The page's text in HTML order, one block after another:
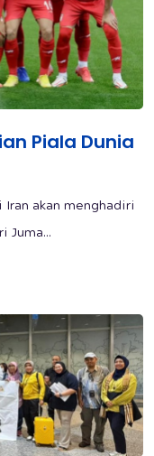
Piala Dunia
Iran akan menghadiri
Juma...